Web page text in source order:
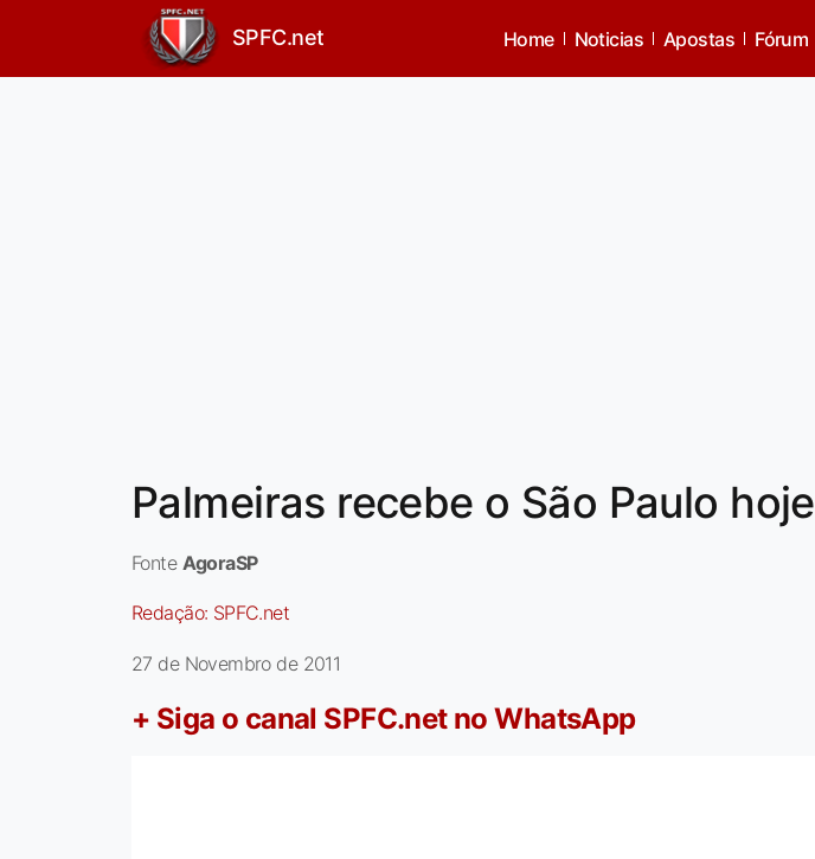
SPFC.net Home Noticias Apostas Fórum
Palmeiras recebe o São Paulo hoje
Fonte AgoraSP
Redação: SPFC.net
27 de Novembro de 2011
+ Siga o canal SPFC.net no WhatsApp